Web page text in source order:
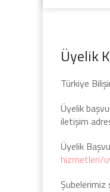
Üyelik
Türkiye
Üyelik
iletişim
Üyelik
hizmetleri/
Şubelerimiz